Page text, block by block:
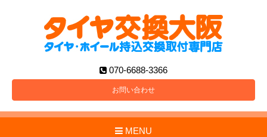
070-6688-3366
お問い合わせ
MENU